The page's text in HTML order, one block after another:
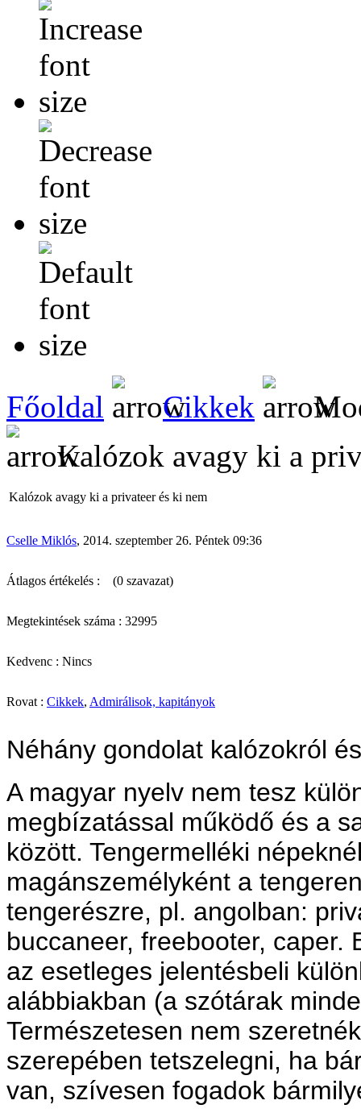
Főoldal Cikkek
Kalózok avagy ki a
Kalózok avagy ki a privateer és ki nem
Cselle Miklós, 2014. szeptember 26. Péntek 09:36
Átlagos értékelés : (0 szavazat)
Megtekintések száma : 32995
Kedvenc : Nincs
Rovat : Cikkek, Admirálisok, kapitányok
Néhány gondolat kalózokról
A magyar nyelv nem tesz
megbízatással működő és a
között. Tengermelléki
magánszemélyként a
tengerészre, pl. angolban:
buccaneer, freebooter, caper.
az esetleges jelentésbeli
alábbiakban (a szótárak
Természetesen nem
szerepében tetszelegni, ha
van, szívesen fogadok